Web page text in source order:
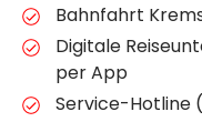
Bahnfahrt
Digitale
per App
Service-Hotline